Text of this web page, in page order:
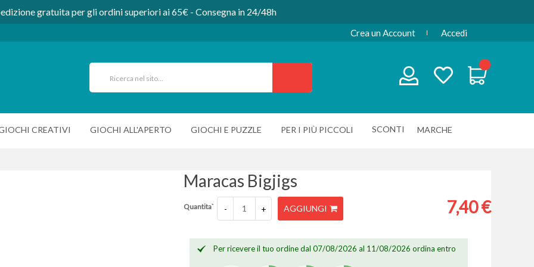
gratuita per gli ordini superiori ai 65€ - Consegna in 24/48h
Crea un Account Accedi
CREATIVI GIOCHI ALL'APERTO GIOCHI E PUZZLE PER I PIÙ PICCOLI SCONTI MARCHE
Maracas Bigjigs
Quantita` - + AGGIUNGI 7,40 €
Per ricevere il tuo ordine dal 07/08/2026 al 11/08/2026 ordina entro